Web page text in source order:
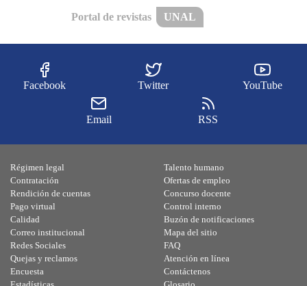
Portal de revistas UNAL
Facebook Twitter YouTube
Email RSS
Régimen legal
Contratación
Rendición de cuentas
Pago virtual
Calidad
Talento humano
Ofertas de empleo
Concurso docente
Control interno
Buzón de notificaciones
Correo institucional
Redes Sociales
Quejas y reclamos
Encuesta
Mapa del sitio
FAQ
Atención en línea
Contáctenos